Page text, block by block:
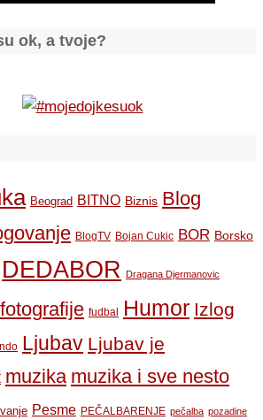
ok, a tvoje?
Beograd BITNO Biznis Blog
BlogTV Bojan Cukic BOR Borsko
DEDABOR Dragana Djermanovic
fotografije fudbal Humor Izlog
Ljubav Ljubav je
muzika muzika i sve nesto
Pesme PEČALBARENJE pečalba pozadine